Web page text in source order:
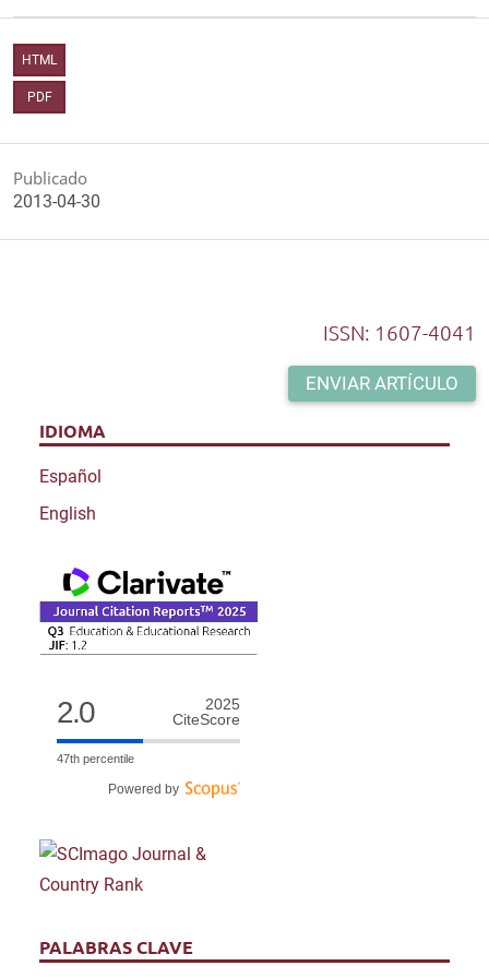
HTML
PDF
Publicado
2013-04-30
ISSN: 1607-4041
ENVIAR ARTÍCULO
IDIOMA
Español
English
2.0
2025
CiteScore
47th percentile
Powered by
PALABRAS CLAVE